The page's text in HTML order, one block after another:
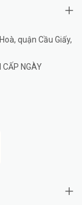
quận Cầu Giấy,
NGÀY